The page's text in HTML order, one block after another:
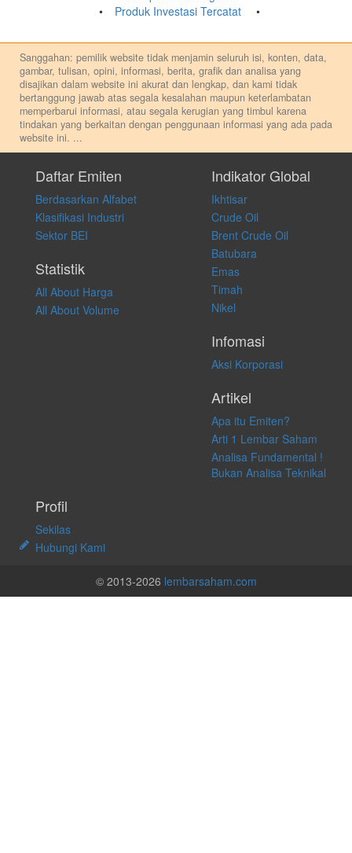
Produk Investasi Tercatat
Sanggahan: pemilik website tidak menjamin seluruh isi, konten, data,
gambar, tulisan, opini, informasi, berita, grafik dan analisa yang
disajikan dalam website ini akurat dan lengkap, dan kami tidak
bertanggung jawab atas segala kesalahan maupun keterlambatan
memperbarui informasi, atau segala kerugian yang timbul karena
tindakan yang berkaitan dengan penggunaan informasi yang ada pada
website ini. ...
pribadi. Kami tidak memberi anjuran, saran, rekomendasi untuk
membeli, menjual atau melakukan aktivitas lain yang terkait dengan
transaksi perdagangan apapun, dan kami tidak bertanggung jawab
atas keputusan investasi yang dilakukan dalam kondisi dan situasi
apapun juga, yang diakibatkan secara langsung maupun tidak
langsung atas konten pada website ini.
Daftar Emiten
Berdasarkan Alfabet
Klasifikasi Industri
Sektor BEI
Statistik
All About Harga
All About Volume
Indikator Global
Ikhtisar
Crude Oil
Brent Crude Oil
Batubara
Emas
Timah
Nikel
Infomasi
Aksi Korporasi
Artikel
Apa itu Emiten?
Arti 1 Lembar Saham
Analisa Fundamental !
Bukan Analisa Teknikal
Profil
Sekilas
Hubungi Kami
© 2013-2026 lembarsaham.com